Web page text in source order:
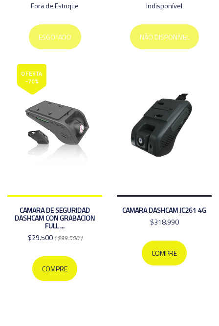
Fora de Estoque
ESGOTADO
Indisponível
NÃO DISPONÍVEL
OFERTA
-70%
CAMARA DE SEGURIDAD
DASHCAM CON GRABACION
FULL ...
$29.500( $99.500 )
COMPRE
CAMARA DASHCAM JC261 4G
$318.990
COMPRE